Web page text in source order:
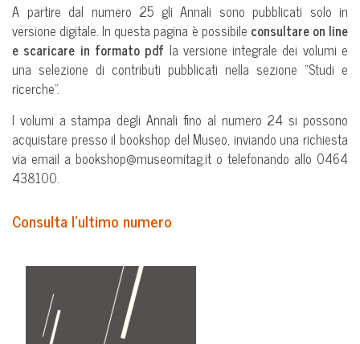
A partire dal numero 25 gli Annali sono pubblicati solo in
versione digitale. In questa pagina è possibile consultare on line
e scaricare in formato pdf la versione integrale dei volumi e
una selezione di contributi pubblicati nella sezione “Studi e
ricerche”.
I volumi a stampa degli Annali fino al numero 24 si possono
acquistare presso il bookshop del Museo, inviando una richiesta
via email a bookshop@museomitag.it o telefonando allo 0464
438100.
Consulta l’ultimo numero